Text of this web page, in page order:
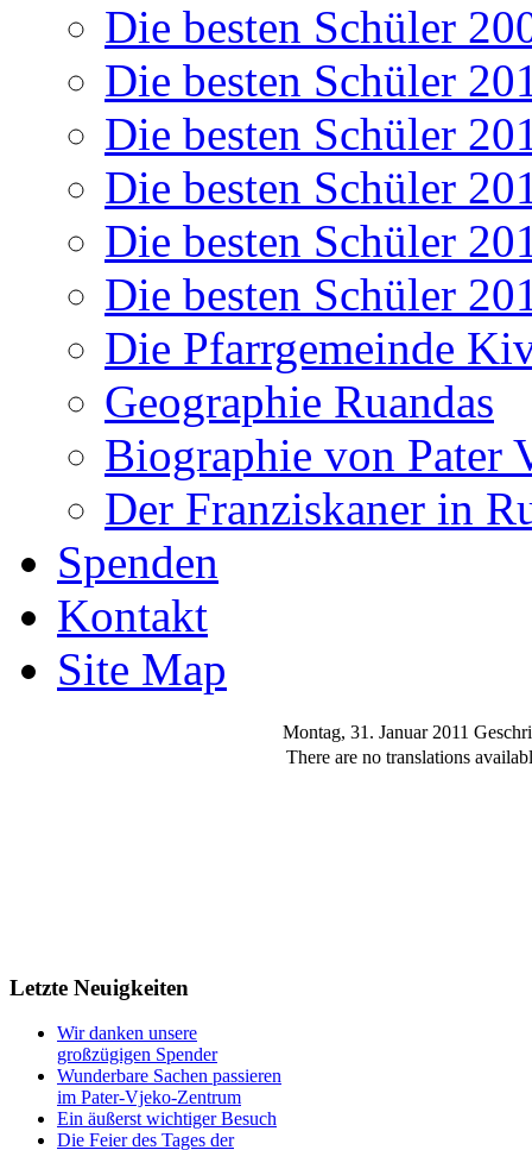
Die besten Schüler
Die besten Schüler
Die besten Schüler
Die besten Schüler
Die besten Schüler
Die besten Schüler
Die Pfarrgemeinde
Geographie Ruandas
Biographie von Pater
Der Franziskaner in
Spenden
Kontakt
Site Map
Letzte Neuigkeiten
Wir danken unsere
großzügigen Spender
Wunderbare Sachen passieren
im Pater-Vjeko-Zentrum
Ein äußerst wichtiger Besuch
Die Feier des Tages der
Montag, 31. Januar 2011
There are no translations